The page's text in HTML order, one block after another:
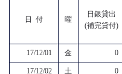
日 付 曜
日銀貸出
(補完貸付)
17/12/01 金 0
17/12/02 土 0